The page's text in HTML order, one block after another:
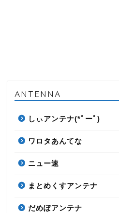
ANTENNA
しぃアンテナ(*ﾟーﾟ)
ワロタあんてな
ニュー速
まとめくすアンテナ
だめぽアンテナ